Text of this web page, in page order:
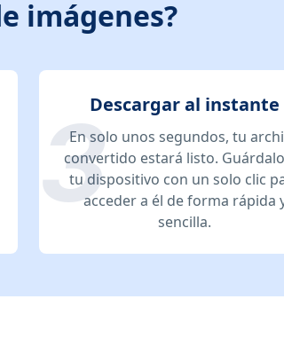
imágenes?
Descargar al instante
En solo unos segundos, tu
convertido estará listo.
tu dispositivo con un solo clic
acceder a él de forma rápida
sencilla.